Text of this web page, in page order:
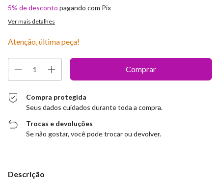
5% de desconto pagando com Pix
Ver mais detalhes
Atenção, última peça!
Compra protegida
Seus dados cuidados durante toda a compra.
Trocas e devoluções
Se não gostar, você pode trocar ou devolver.
Descrição